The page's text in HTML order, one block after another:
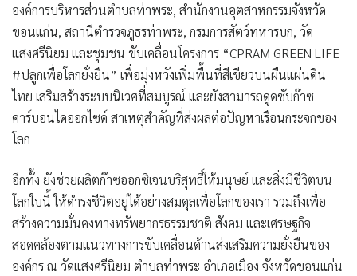
องค์การบริหารส่วนตำบลท่าพระ, สำนักงานอุตสาหกรรมจังหวัด
ขอนแก่น, สถานีตำรวจภูธรท่าพระ, กรมการสัตว์ทหารบก, วัด
แสงศรีนิยม และชุมชน ขับเคลื่อนโครงการ “CPRAM GREEN LIFE
#ปลูกเพื่อโลกยั่งยืน” เพื่อมุ่งหวังเพิ่มพื้นที่สีเขียวบนผืนแผ่นดิน
ไทย เสริมสร้างระบบนิเวศที่สมบูรณ์ และยังสามารถดูดซับก๊าซ
คาร์บอนไดออกไซด์ สาเหตุสำคัญที่ส่งผลต่อปัญหาเรือนกระจกของ
โลก
อีกทั้ง ยังช่วยผลิตก๊าซออกซิเจนบริสุทธิ์ให้มนุษย์ และสิ่งมีชีวิตบน
โลกใบนี้ ให้ดำรงชีวิตอยู่ได้อย่างสมดุลเพื่อโลกของเรา รวมถึงเพื่อ
สร้างความมั่นคงทางทรัพยากรธรรมชาติ สังคม และเศรษฐกิจ
สอดคล้องตามแนวทางการขับเคลื่อนด้านส่งเสริมความยั่งยืนของ
องค์กร ณ วัดแสงศรีนิยม ตำบลท่าพระ อำเภอเมือง จังหวัดขอนแก่น